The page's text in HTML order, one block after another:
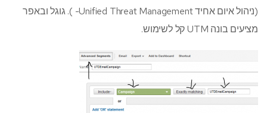
(ניהול איום אחיד Unified Threat Management- ). גוגל ובאפר
מציעים בונה UTM קל לשימוש.